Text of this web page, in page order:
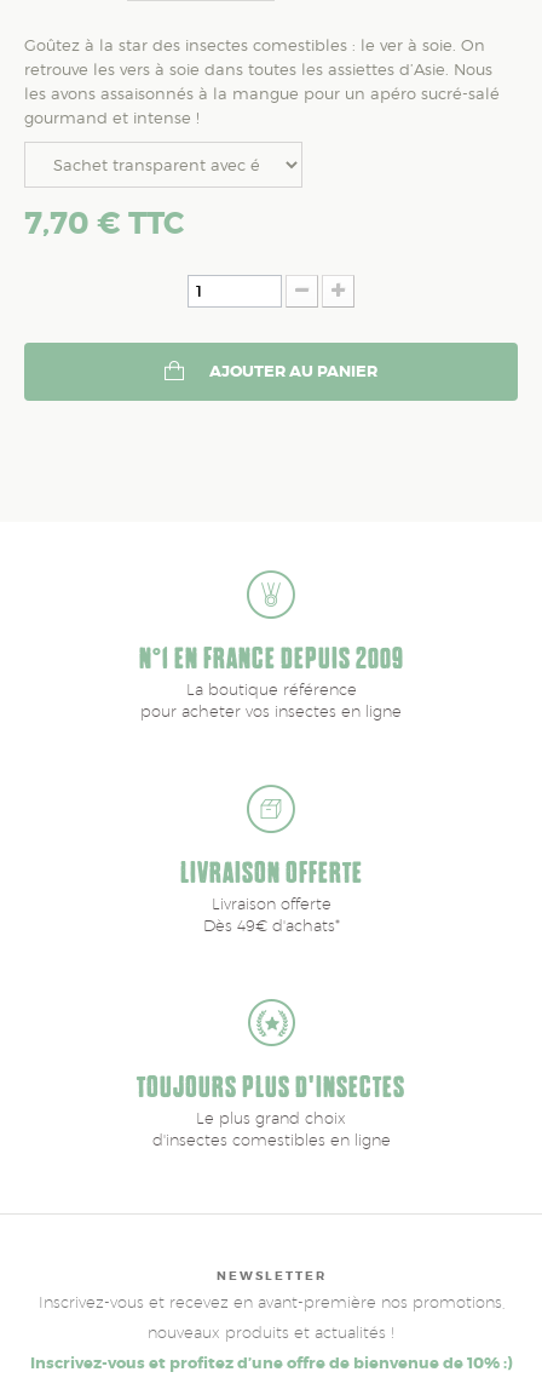
Goûtez à la star des insectes comestibles : le ver à soie. On
retrouve les vers à soie dans toutes les assiettes d’Asie. Nous
les avons assaisonnés à la mangue pour un apéro sucré-salé
gourmand et intense !
7,70 € TTC
AJOUTER AU PANIER
N°1 EN FRANCE DEPUIS 2009
La boutique référence
pour acheter vos insectes en ligne
LIVRAISON OFFERTE
Livraison offerte
Dès 49€ d'achats*
TOUJOURS PLUS D'INSECTES
Le plus grand choix
d'insectes comestibles en ligne
NEWSLETTER
Inscrivez-vous et recevez en avant-première nos promotions,
nouveaux produits et actualités !
Inscrivez-vous et profitez d’une offre de bienvenue de 10% :)